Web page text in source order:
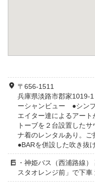
〒656-1511
兵庫県淡路市郡家
ーシャンビュー ●シン
エイター達によるアー
トーブを２台設置した
ナ着のレンタルあり。
●BARを併設した吹き抜
・神姫バス（西浦路線
スタオレンジ前」で下